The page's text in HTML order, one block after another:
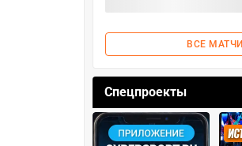
ВСЕ МАТЧИ
Спецпроекты